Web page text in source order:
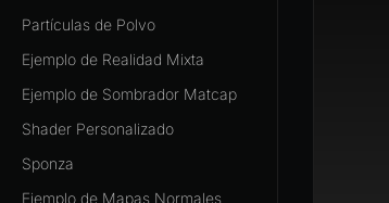
Partículas de Polvo
Ejemplo de Realidad Mixta
Ejemplo de Sombrador Matcap
Shader Personalizado
Sponza
Ejemplo de Mapas Normales